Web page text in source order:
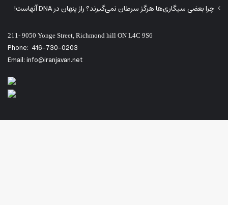
چرا بعضی سیگاری‌ها هرگز سرطان نمی‌گیرند؟ راز پنهان در DNA آنهاست!
211- 9050 Yonge Street, Richmond hill ON L4C 9S6
Phone: 416-730-0203
Email: info@iranjavan.net